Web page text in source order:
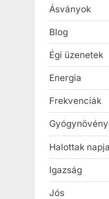
Ásványok
Blog
Égi üzenetek
Energia
Frekvenciák
Halottak napja
Igazság
Jós